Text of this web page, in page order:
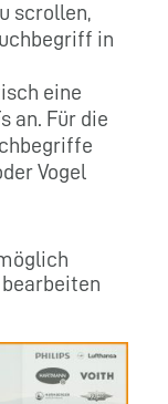
scrollen,
in
eine
an. Für die
Vogel